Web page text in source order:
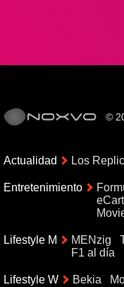
©
Actualidad Los
Entretenimiento
Lifestyle M MENzig
F1 al día
Lifestyle W Bekia